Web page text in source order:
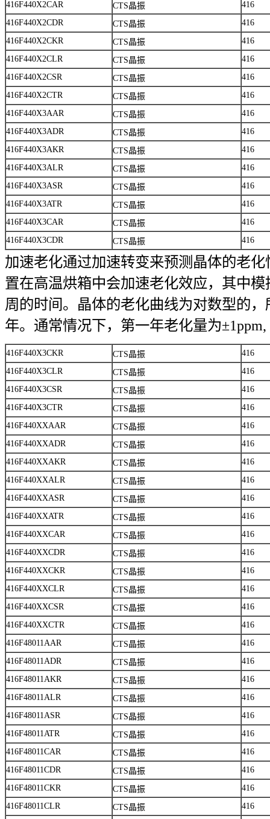
416F440X2CAR
CTS晶振
416
416F440X2CDR
CTS晶振
416
416F440X2CKR
CTS晶振
416
416F440X2CLR
CTS晶振
416
416F440X2CSR
CTS晶振
416
416F440X2CTR
CTS晶振
416
416F440X3AAR
CTS晶振
416
416F440X3ADR
CTS晶振
416
416F440X3AKR
CTS晶振
416
416F440X3ALR
CTS晶振
416
416F440X3ASR
CTS晶振
416
416F440X3ATR
CTS晶振
416
416F440X3CAR
CTS晶振
416
416F440X3CDR
CTS晶振 416
加速老化通过加速转变来预测晶体的老
置在高温烘箱中会加速老化效应，其中
周的时间。晶体的老化曲线为对数型的
年。通常情况下，第一年老化量为
416F440X3CKR CTS晶振
416
416F440X3CLR
CTS晶振
416
416F440X3CSR
CTS晶振
416
416F440X3CTR
CTS晶振
416
416F440XXAAR
CTS晶振
416
416F440XXADR
CTS晶振
416
416F440XXAKR
CTS晶振
416
416F440XXALR
CTS晶振
416
416F440XXASR
CTS晶振
416
416F440XXATR
CTS晶振
416
416F440XXCAR
CTS晶振
416
416F440XXCDR
CTS晶振
416
416F440XXCKR
CTS晶振
416
416F440XXCLR
CTS晶振
416
416F440XXCSR
CTS晶振
416
416F440XXCTR
CTS晶振
416
416F48011AAR
CTS晶振
416
416F48011ADR
CTS晶振
416
416F48011AKR
CTS晶振
416
416F48011ALR
CTS晶振
416
416F48011ASR
CTS晶振
416
416F48011ATR
CTS晶振
416
416F48011CAR
CTS晶振
416
416F48011CDR
CTS晶振
416
416F48011CKR
CTS晶振
416
416F48011CLR
CTS晶振
416